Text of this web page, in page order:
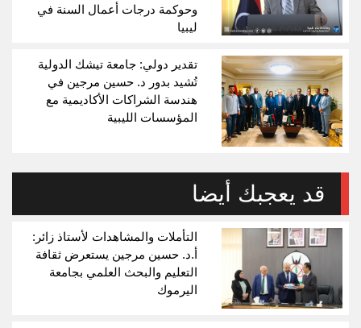
وحوكمة درجات أعمال السنة في
ليبيا
تقدير دولي: جامعة تيشك الدولية
تُشيد بدور د. حسين مرجين في
هندسة الشراكات الأكاديمية مع
المؤسسات الليبية
قد يعجبك أيضا
التأملات والمشاهدات لأستاذ زائر:
أ.د. حسين مرجين يستعرض ثقافة
التعليم والبحث العلمي بجامعة
اليرموك